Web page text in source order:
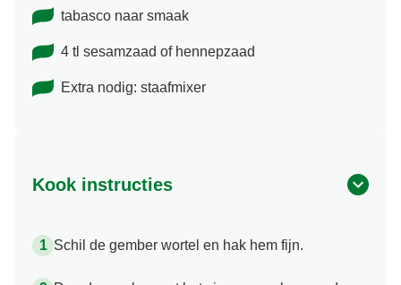
tabasco naar smaak
4 tl sesamzaad of hennepzaad
Extra nodig: staafmixer
Kook instructies
Schil de gember wortel en hak hem fijn.